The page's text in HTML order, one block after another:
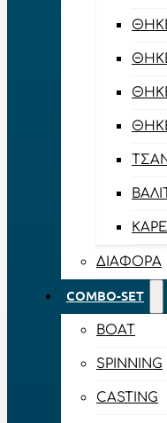
ΔΙΆΦΟΡΑ
COMBO-SET
BOAT
SPINNING
CASTING